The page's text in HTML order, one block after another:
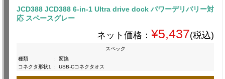
JCD388 JCD388 6-in-1 Ultra drive dock パワーデリバリー対
応 スペースグレー
ネット価格： ¥5,437(税込)
スペック
種類
:
変換
コネクタ形状1
: USB-Cコネクタオス